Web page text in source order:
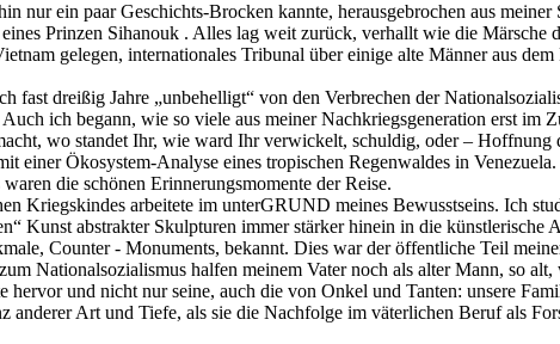
ein paar Geschichts-Brocken kannte, herausgebrochen aus
Prinzen Sihanouk . Alles lag weit zurück, verhallt wie die Märsche
gelegen, internationales Tribunal über einige alte Männer aus
dreißig Jahre „unbehelligt“ von den Verbrechen der
ich begann, wie so viele aus meiner Nachkriegsgeneration erst im
wo standet Ihr, wie ward Ihr verwickelt, schuldig, oder – Hoffnung
Ökosystem-Analyse eines tropischen Regenwaldes in
die schönen Erinnerungsmomente der Reise.
Kriegskindes arbeitete im unterGRUND meines Bewusstseins. Ich
Kunst abstrakter Skulpturen immer stärker hinein in die künstlerische
Counter - Monuments, bekannt. Dies war der öffentliche Teil
Nationalsozialismus halfen meinem Vater noch als alter Mann, so
und nicht nur seine, auch die von Onkel und Tanten: unsere
Art und Tiefe, als sie die Nachfolge im väterlichen Beruf als